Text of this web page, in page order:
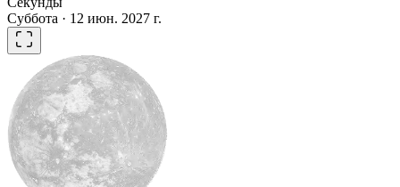
Суббота · 12 июн. 2027 г.